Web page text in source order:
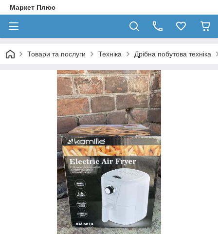
Маркет Плюс
Товари та послуги Техніка Дрібна побутова техніка